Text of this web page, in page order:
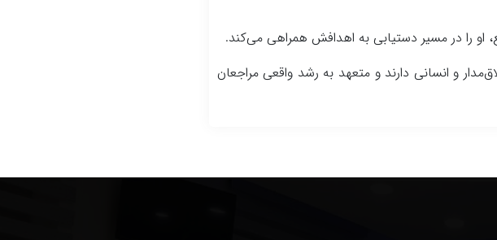
او را در مسیر دستیابی به اهدافش همراهی می‌کند.
و انسانی دارند و متعهد به رشد واقعی مراجعان